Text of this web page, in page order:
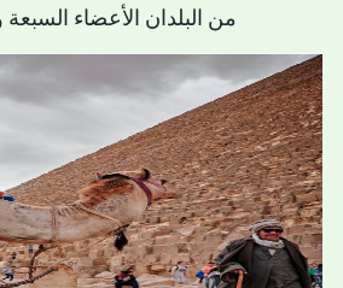
من البلدان الأعضاء